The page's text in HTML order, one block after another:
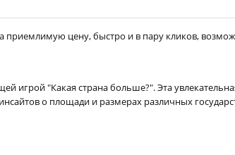
приемлимую цену, быстро и в пару кликов,
игрой "Какая страна больше?". Эта
о площади и размерах различных